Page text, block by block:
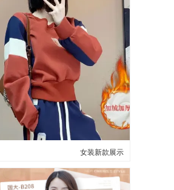
女装新款展示